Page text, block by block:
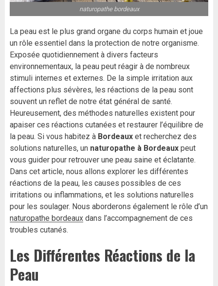
naturopathe bordeaux
La peau est le plus grand organe du corps humain et joue
un rôle essentiel dans la protection de notre organisme.
Exposée quotidiennement à divers facteurs
environnementaux, la peau peut réagir à de nombreux
stimuli internes et externes. De la simple irritation aux
affections plus sévères, les réactions de la peau sont
souvent un reflet de notre état général de santé.
Heureusement, des méthodes naturelles existent pour
apaiser ces réactions cutanées et restaurer l’équilibre de
la peau. Si vous habitez à Bordeaux et recherchez des
solutions naturelles, un naturopathe à Bordeaux peut
vous guider pour retrouver une peau saine et éclatante.
Dans cet article, nous allons explorer les différentes
réactions de la peau, les causes possibles de ces
irritations ou inflammations, et les solutions naturelles
pour les soulager. Nous aborderons également le rôle d’un
naturopathe bordeaux dans l’accompagnement de ces
troubles cutanés.
Les Différentes Réactions de la
Peau